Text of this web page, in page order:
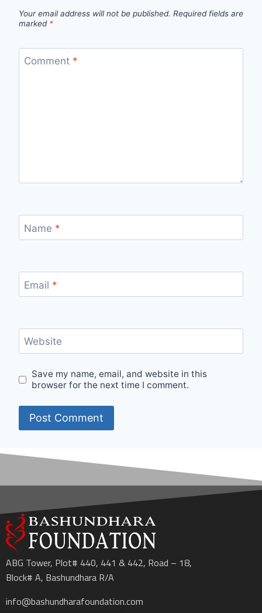
Your email address will not be published. Required fields are
marked *
Comment *
Name *
Email *
Website
Save my name, email, and website in this
browser for the next time I comment.
ABG Tower, Plot# 440, 441 & 442, Road – 18,
Block# A, Bashundhara R/A
info@bashundharafoundation.com